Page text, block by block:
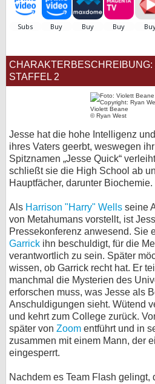
CHARAKTERBESCHREIBUNG:
STAFFEL 2
Violett Beane
© Ryan West
Jesse hat die hohe Intelligenz
ihres Vaters geerbt, weswegen
Spitznamen „Jesse Quick“
schließt sie die High School ab
Hauptfächer, darunter Biochemie.
Als Harrison "Harry" Wells seine
von Metahumans vorstellt, ist
Pressekonferenz anwesend. Sie
Garrick ihn beschuldigt, für die
verantwortlich zu sein. Später
wissen, ob Garrick recht hat. Er
manchmal die Mysterien des
erforschen muss, was Jesse als
Anschuldigungen sieht. Wütend
und kehrt zum College zurück.
später von Zoom entführt und in
zusammen mit einem Mann, der
eingesperrt.
Nachdem es Team Flash gelingt,
bei X